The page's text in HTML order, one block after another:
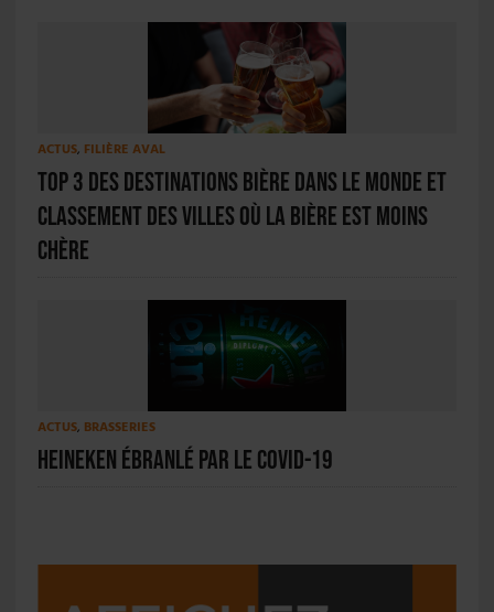
ACTUS, FILIÈRE AVAL
TOP 3 des destinations bière dans le monde et
classement des villes où la bière est moins
chère
ACTUS, BRASSERIES
Heineken ébranlé par le Covid-19